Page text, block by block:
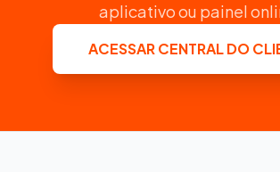
aplicativo ou painel
ACESSAR CENTRAL DO